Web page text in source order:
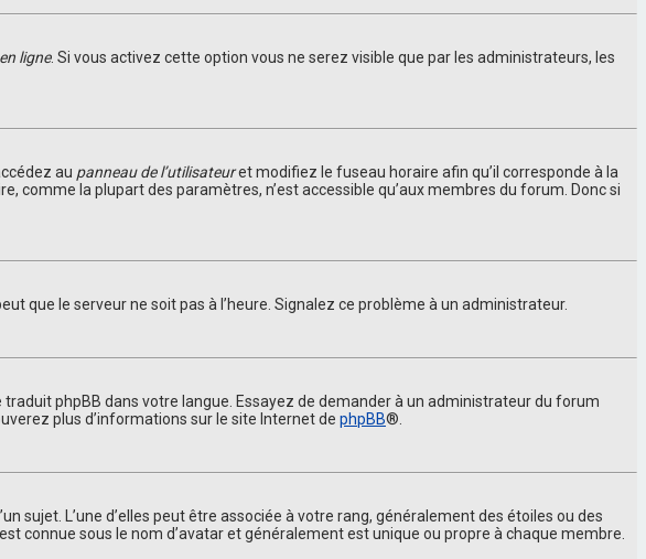
ligne. Si vous activez cette option vous ne serez visible que par les administrateurs, les
au panneau de l’utilisateuret modifiez le fuseau horaire afin qu’il corresponde à la
comme la plupart des paramètres, n’est accessible qu’aux membres du forum. Donc si
que le serveur ne soit pas à l’heure. Signalez ce problème à un administrateur.
phpBB dans votre langue. Essayez de demander à un administrateur du forum
plus d’informations sur le site Internet de phpBB®.
sujet. L’une d’elles peut être associée à votre rang, généralement des étoiles ou des
connue sous le nom d’avatar et généralement est unique ou propre à chaque membre.